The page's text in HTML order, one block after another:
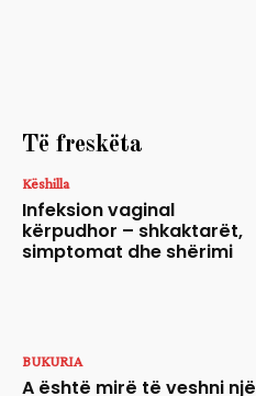
Të freskëta
Këshilla
Infeksion vaginal
kërpudhor – shkaktarët,
simptomat dhe shërimi
BUKURIA
A është mirë të veshni një